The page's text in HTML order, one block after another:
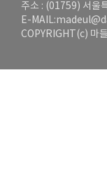
주소 : (01759) 서울
E-MAIL:
COPYRIGHT(c) 마